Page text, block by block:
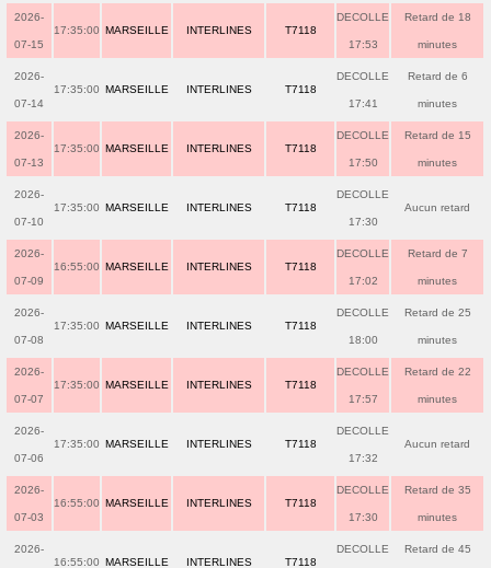
2026-
07-15
17:35:00 MARSEILLE INTERLINES T7118
DECOLLE
17:53
Retard de 18
minutes
2026-
07-14
17:35:00 MARSEILLE INTERLINES T7118
DECOLLE
17:41
Retard de 6
minutes
2026-
07-13
17:35:00 MARSEILLE INTERLINES T7118
DECOLLE
17:50
Retard de 15
minutes
2026-
07-10
17:35:00 MARSEILLE INTERLINES T7118
DECOLLE
17:30
Aucun retard
2026-
07-09
16:55:00 MARSEILLE INTERLINES T7118
DECOLLE
17:02
Retard de 7
minutes
2026-
07-08
17:35:00 MARSEILLE INTERLINES T7118
DECOLLE
18:00
Retard de 25
minutes
2026-
07-07
17:35:00 MARSEILLE INTERLINES T7118
DECOLLE
17:57
Retard de 22
minutes
2026-
07-06
17:35:00 MARSEILLE INTERLINES T7118
DECOLLE
17:32
Aucun retard
2026-
07-03
16:55:00 MARSEILLE INTERLINES T7118
DECOLLE
17:30
Retard de 35
minutes
2026-
16:55:00 MARSEILLE INTERLINES T7118
DECOLLE Retard de 45